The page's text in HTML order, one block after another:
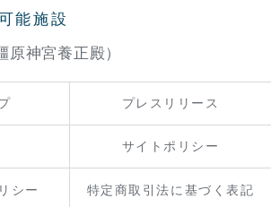
能施設
原神宮養正殿）
プレスリリース
サイトポリシー
シー 特定商取引法に基づく表記